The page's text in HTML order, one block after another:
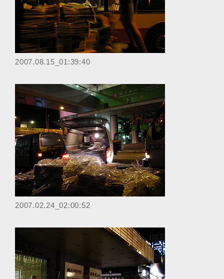
2007.08.15_01:39:40
‎2007.02.24_02:00:52